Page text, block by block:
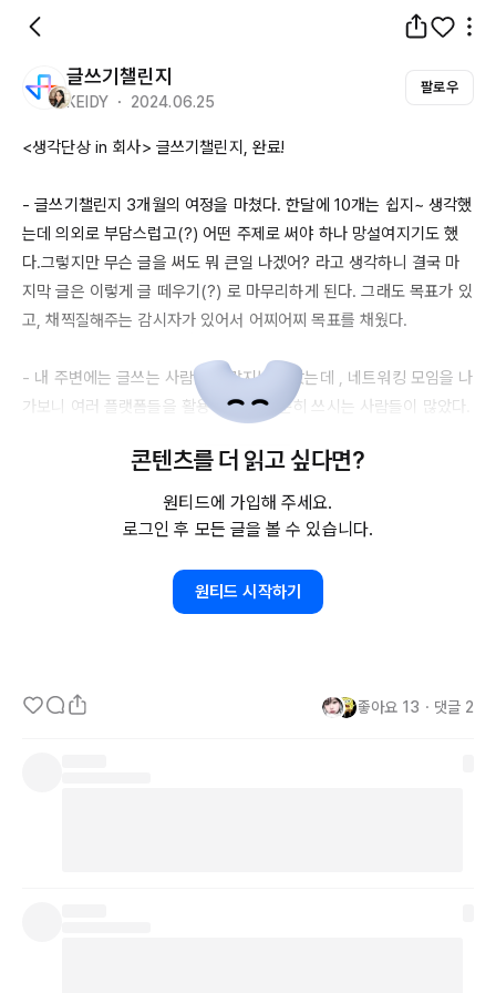
글쓰기챌린지
KEIDY ・ 2024.06.25
팔로우
<생각단상 in 회사> 글쓰기챌린지, 완료!
- 글쓰기챌린지 3개월의 여정을 마쳤다. 한달에 10개는 쉽지~ 생각했
는데 의외로 부담스럽고(?) 어떤 주제로 써야 하나 망설여지기도 했
다.그렇지만 무슨 글을 써도 뭐 큰일 나겠어? 라고 생각하니 결국 마
지막 글은 이렇게 글 떼우기(?) 로 마무리하게 된다. 그래도 목표가 있
고, 채찍질해주는 감시자가 있어서 어찌어찌 목표를 채웠다.
- 내 주변에는 글쓰는 사람들이 많지는 않았는데 , 네트워킹 모임을 나
가보니 여러 플랫폼들을 활용해 글을 꾸준히 쓰시는 사람들이 많았다.
기에 품이 들다 보니 그렇게까진 못 하고 있고, 우선은 접점을 늘려가
고 플랫폼 안에서 소소하게 소통을 시작해 보는 것을 작은 목표로 삼
- 이렇게 주절주절 쓰는 글에도 좋아요, 댓글을 남겨주는 걸 보면 감사
하기도 하고 낯부끄럽기도 하다. 글쓰기챌린지 목표는 끝났지만 개인
콘텐츠를 더 읽고 싶다면?
원티드에 가입해 주세요.
로그인 후 모든 글을 볼 수 있습니다.
원티드 시작하기
좋아요 13 ・ 댓글 2